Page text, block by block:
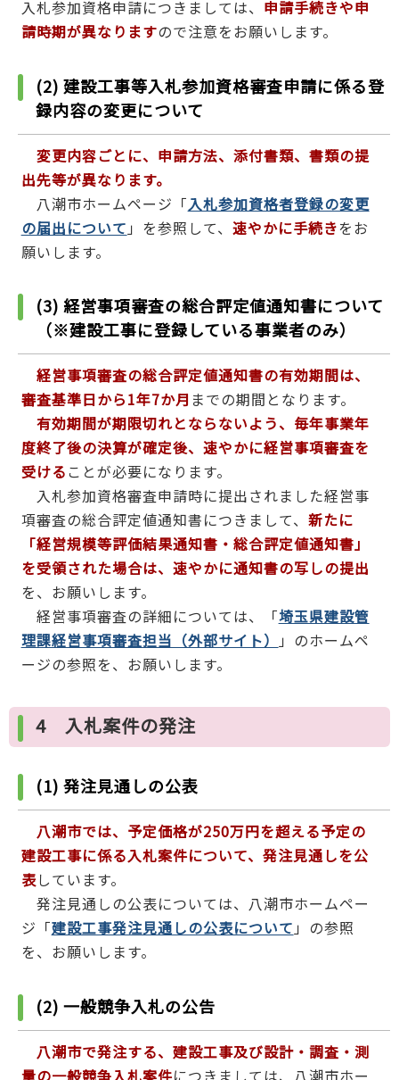
入札参加資格申請につきましては、 申請手続きや申
請時期が異なりますので注意をお願いします。
(2) 建設工事等入札参加資格審査申請に係る登
録内容の変更について
変更内容ごとに、申請方法、添付書類、書類の提
出先等が異なります。
八潮市ホームページ「入札参加資格者登録の変更
の届出について 」を参照して、 速やかに手続きをお
願いします。
(3) 経営事項審査の総合評定値通知書について
（※建設工事に登録している事業者のみ）
経営事項審査の総合評定値通知書の有効期間は、
審査基準日から1年7か月 までの期間となります。
有効期間が期限切れとならないよう、 毎年事業年
度終了後の決算が確定後、速やかに経営事項審査を
受ける ことが必要になります。
入札参加資格審査申請時に提出されました経営事
項審査の総合評定値通知書につきまして、 新たに
「経営規模等評価結果通知書・総合評定値通知書」
を受領された場合は、速やかに通知書の写しの提出
を、お願いします。
経営事項審査の詳細については、「埼玉県建設管
理課経営事項審査担当（外部サイト）
」のホームペ
ージの参照を、お願いします。
4 入札案件の発注
(1) 発注見通しの公表
八潮市では、予定価格が250万円を超える予定の
建設工事に係る入札案件について、発注見通しを公
表しています。
発注見通しの公表については、八潮市ホームペー
ジ「建設工事発注見通しの公表について 」の参照
を、お願いします。
(2) 一般競争入札の公告
八潮市で発注する、建設工事及び設計・調査・測
量の一般競争入札案件につきましては、八潮市ホー